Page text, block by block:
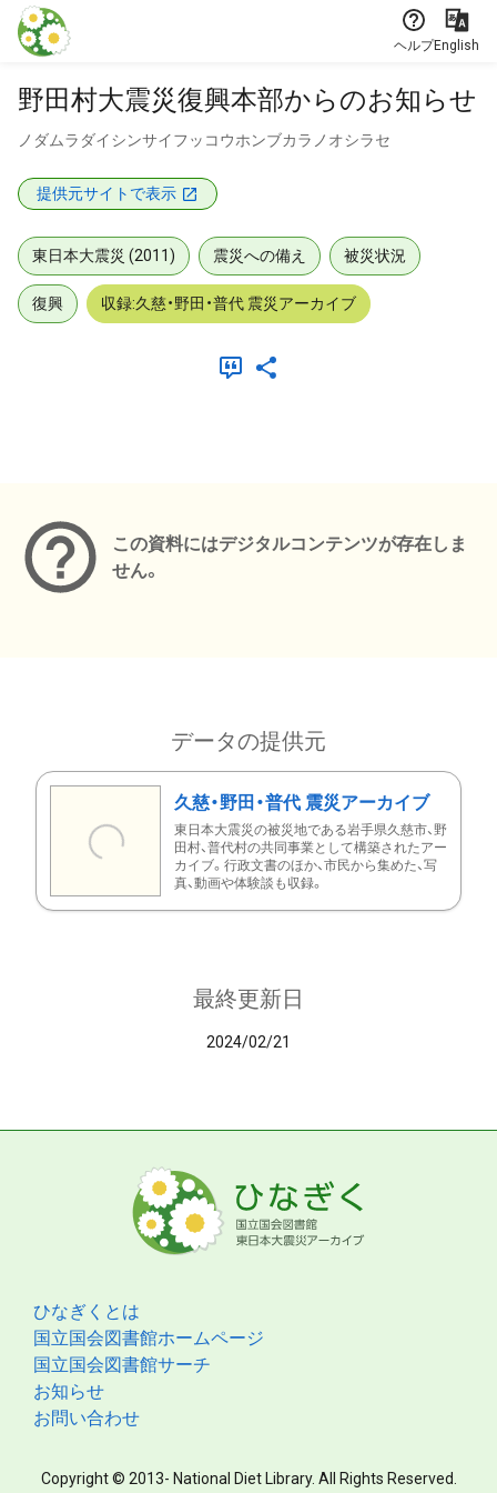
本文に飛ぶ
ヘルプEnglish
野田村大震災復興本部からのお知らせ
ノダムラダイシンサイフッコウホンブカラノオシラセ
提供元サイトで表示
東日本大震災 (2011) 震災への備え 被災状況
復興 収録:久慈・野田・普代 震災アーカイブ
この資料にはデジタルコンテンツが存在しま
せん。
データの提供元
久慈・野田・普代 震災アーカイブ
東日本大震災の被災地である岩手県久慈市、野
田村、普代村の共同事業として構築されたアー
カイブ。行政文書のほか、市民から集めた、写
真、動画や体験談も収録。
最終更新日
2024/02/21
ひなぎくとは
国立国会図書館ホームページ
国立国会図書館サーチ
お知らせ
お問い合わせ
Copyright © 2013- National Diet Library. All Rights Reserved.